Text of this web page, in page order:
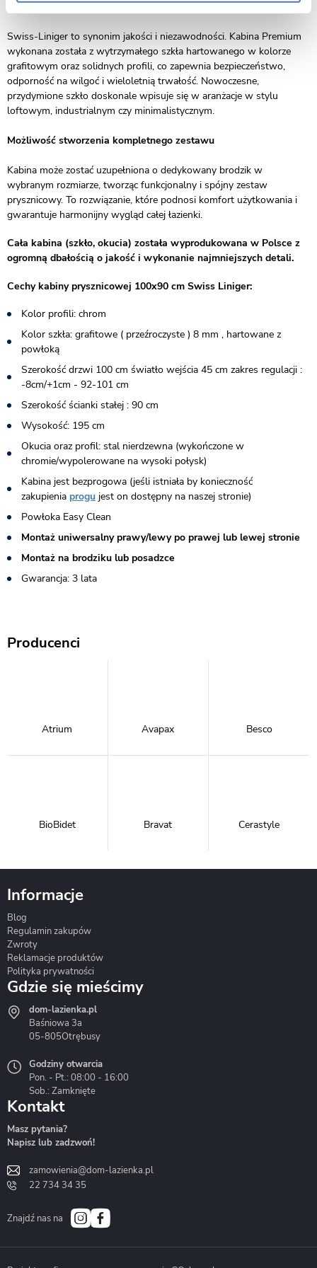
Grafitowe szkło i trwała konstrukcja
Swiss-Liniger to synonim jakości i niezawodności. Kabina Premium
wykonana została z wytrzymałego szkła hartowanego w kolorze
grafitowym oraz solidnych profili, co zapewnia bezpieczeństwo,
odporność na wilgoć i wieloletnią trwałość. Nowoczesne,
przydymione szkło doskonale wpisuje się w aranżacje w stylu
loftowym, industrialnym czy minimalistycznym.
Możliwość stworzenia kompletnego zestawu
Kabina może zostać uzupełniona o dedykowany brodzik w
wybranym rozmiarze, tworząc funkcjonalny i spójny zestaw
prysznicowy. To rozwiązanie, które podnosi komfort użytkowania i
gwarantuje harmonijny wygląd całej łazienki.
Cała kabina (szkło, okucia) została wyprodukowana w Polsce z
ogromną dbałością o jakość i wykonanie najmniejszych detali.
Cechy kabiny prysznicowej 100x90 cm Swiss Liniger:
Kolor profili: chrom
Kolor szkła: grafitowe ( przeźroczyste ) 8 mm , hartowane z
powłoką
Szerokość drzwi 100 cm światło wejścia 45 cm zakres regulacji :
-8cm/+1cm - 92-101 cm
Szerokość ścianki stałej : 90 cm
Wysokość: 195 cm
Okucia oraz profil: stal nierdzewna (wykończone w
chromie/wypolerowane na wysoki połysk)
Kabina jest bezprogowa (jeśli istniała by konieczność
zakupienia progu jest on dostępny na naszej stronie)​
Powłoka Easy Clean
Montaż uniwersalny prawy/lewy po prawej lub lewej stronie
Montaż na brodziku lub posadzce
Gwarancja: 3 lata
Producenci
Atrium Avapax Besco
BioBidet Bravat Cerastyle
Hydrostop
Liveno
Bath&Spa
Informacje
Blog
Regulamin zakupów
Zwroty
Reklamacje produktów
Polityka prywatności
Gdzie się mieścimy
dom-lazienka.pl
Baśniowa 3a
05-805Otrębusy
Godziny otwarcia
Pon. - Pt.: 08:00 - 16:00
Sob.: Zamknięte
Kontakt
Masz pytania?
Napisz lub zadzwoń!
zamowienia@dom-lazienka.pl
22 734 34 35
Znajdź nas na